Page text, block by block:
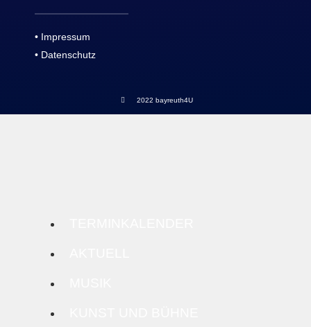
• Impressum
• Datenschutz
2022 bayreuth4U